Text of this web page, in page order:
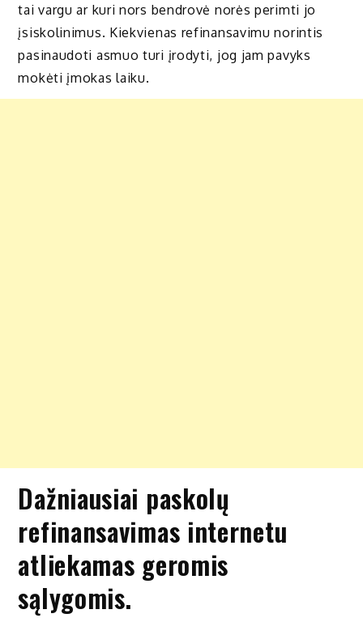
tai vargu ar kuri nors bendrovė norės perimti jo
įsiskolinimus. Kiekvienas refinansavimu norintis
pasinaudoti asmuo turi įrodyti, jog jam pavyks
mokėti įmokas laiku.
Dažniausiai paskolų
refinansavimas internetu
atliekamas geromis
sąlygomis.